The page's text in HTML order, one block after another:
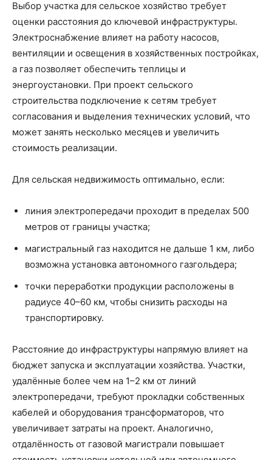
Выбор участка для сельское хозяйство требует
оценки расстояния до ключевой инфраструктуры.
Электроснабжение влияет на работу насосов,
вентиляции и освещения в хозяйственных постройках,
а газ позволяет обеспечить теплицы и
энергоустановки. При проект сельского
строительства подключение к сетям требует
согласования и выделения технических условий, что
может занять несколько месяцев и увеличить
стоимость реализации.
Для сельская недвижимость оптимально, если:
линия электропередачи проходит в пределах 500
метров от границы участка;
магистральный газ находится не дальше 1 км, либо
возможна установка автономного газгольдера;
точки переработки продукции расположены в
радиусе 40–60 км, чтобы снизить расходы на
транспортировку.
Расстояние до инфраструктуры напрямую влияет на
бюджет запуска и эксплуатации хозяйства. Участки,
удалённые более чем на 1–2 км от линий
электропередачи, требуют прокладки собственных
кабелей и оборудования трансформаторов, что
увеличивает затраты на проект. Аналогично,
отдалённость от газовой магистрали повышает